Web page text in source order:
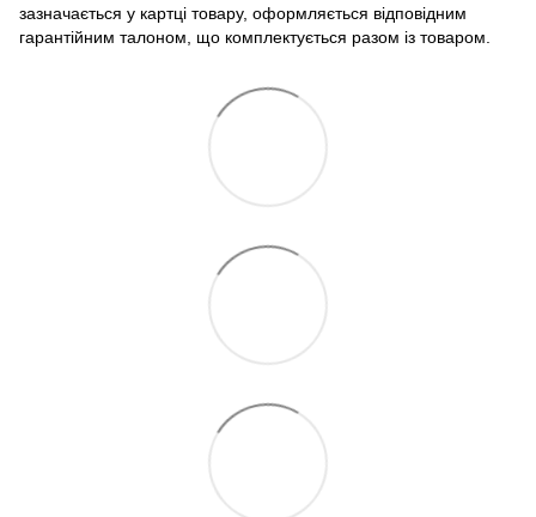
зазначається у картці товару, оформляється відповідним
гарантійним талоном, що комплектується разом із товаром.